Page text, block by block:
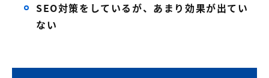
SEO対策をしているが、あまり効果が出てい
ない